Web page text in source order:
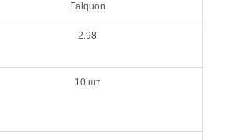
Falquon
2.98
10 шт